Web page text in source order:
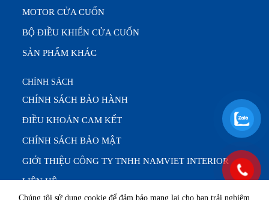
Chúng tôi sử dụng cookie để đảm bảo mang lại cho bạn trải nghiệm
MOTOR CỬA CUỐN
BỘ ĐIỀU KHIỂN CỬA CUỐN
SẢN PHẨM KHÁC
CHÍNH SÁCH
CHÍNH SÁCH BẢO HÀNH
ĐIỀU KHOẢN CAM KẾT
CHÍNH SÁCH BẢO MẬT
GIỚI THIỆU CÔNG TY TNHH NAMVIET INTERIOR
LIÊN HỆ